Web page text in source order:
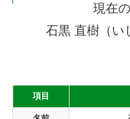
現在
石黒 直樹（い
項目